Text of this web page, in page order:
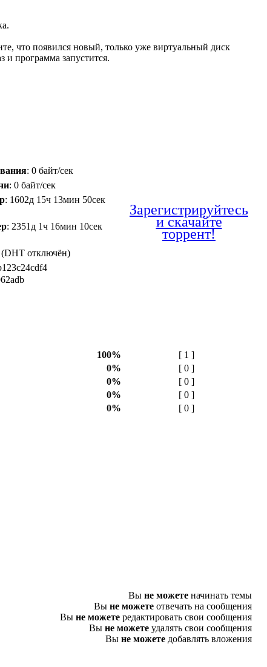
что появился новый, только уже виртуальный диск
и программа запустится.
: 0 байт/сек
: 0 байт/сек
: 1602д 15ч 13мин 50сек
: 2351д 1ч 16мин 10сек
отключён)
Зарегистрируйтесь
и скачайте
торрент!
100%
[ 1 ]
0%
[ 0 ]
0%
[ 0 ]
0%
[ 0 ]
0%
[ 0 ]
Вы не можете начинать темы
Вы не можете отвечать на сообщения
Вы не можете редактировать свои сообщения
Вы не можете удалять свои сообщения
Вы не можете добавлять вложения